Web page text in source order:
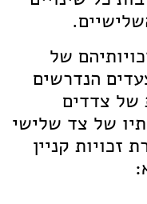
של
הנדרשים
של צדדים
של צד שלישי
זכויות קניין